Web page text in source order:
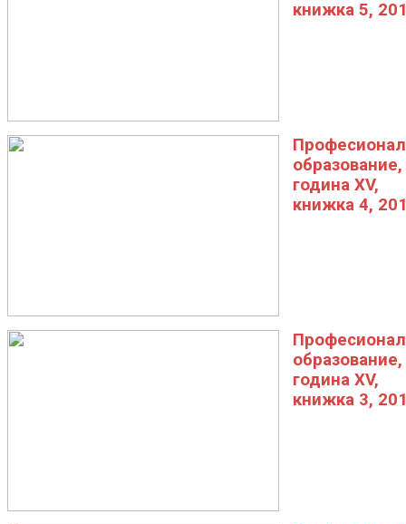
книжка 5,
образование,
година XV,
книжка 4,
образование,
година XV,
книжка 3,